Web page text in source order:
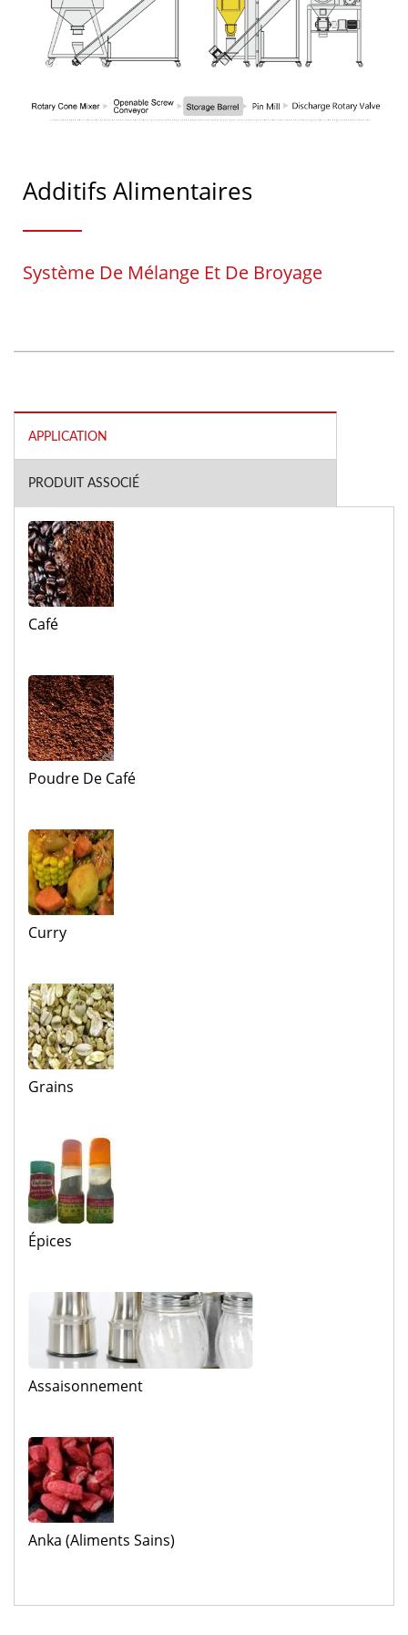
Additifs Alimentaires
Système De Mélange Et De Broyage
APPLICATION
PRODUIT ASSOCIÉ
Café
Poudre De Café
Curry
Grains
Épices
Assaisonnement
Anka (Aliments Sains)